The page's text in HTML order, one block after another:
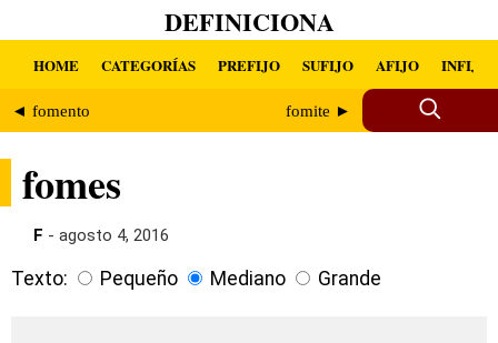
DEFINICIONA
HOME CATEGORÍAS PREFIJO SUFIJO AFIJO INFIJO
◄ fomento fomite ►
fomes
F - agosto 4, 2016
Texto: Pequeño Mediano Grande